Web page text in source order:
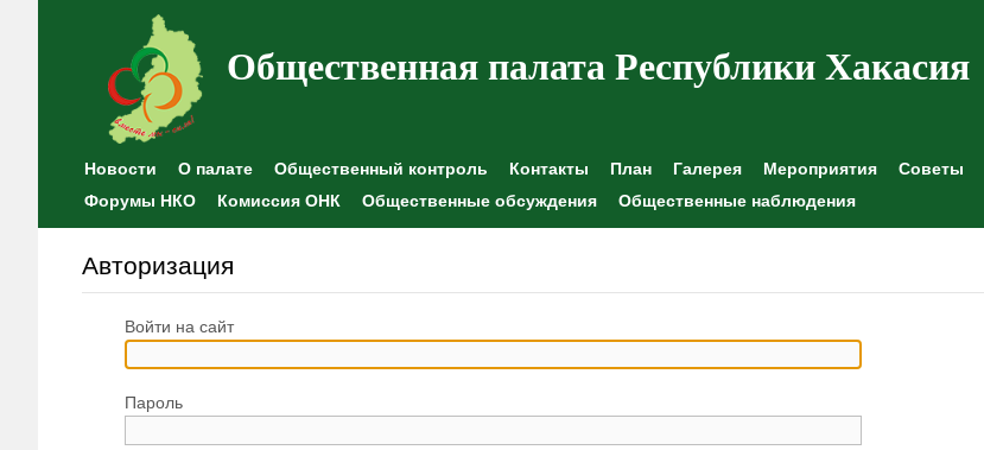
Общественная палата Республики Хакасия
Новости О палате Общественный контроль Контакты План Галерея Мероприятия Советы
Форумы НКО
Комиссия ОНК Общественные обсуждения Общественные наблюдения
Авторизация
Войти на сайт
Пароль